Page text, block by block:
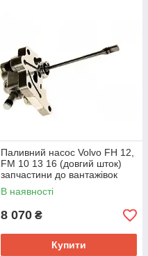
Паливний насос Volvo FH 12,
FM 10 13 16 (довгий шток)
запчастини до вантажівок
В наявності
8 070 ₴
Купити